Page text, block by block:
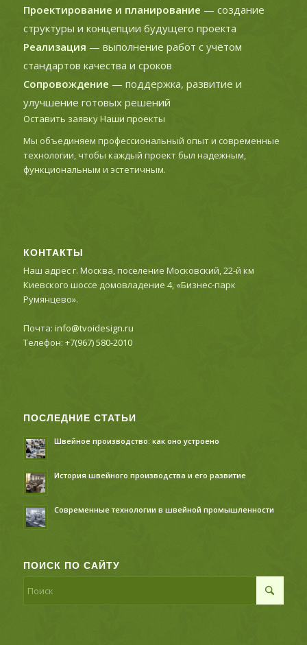
Проектирование и планирование — создание
структуры и концепции будущего проекта
Реализация — выполнение работ с учётом
стандартов качества и сроков
Сопровождение — поддержка, развитие и
улучшение готовых решений
Оставить заявкуНаши проекты
Мы объединяем профессиональный опыт и современные
технологии, чтобы каждый проект был надежным,
функциональным и эстетичным.
КОНТАКТЫ
Наш адрес г. Москва, поселение Московский, 22-й км
Киевского шоссе домовладение 4, «Бизнес-парк
Румянцево».
Почта: info@tvoidesign.ru
Телефон: +7(967) 580-2010
ПОСЛЕДНИЕ СТАТЬИ
Швейное производство: как оно устроено
История швейного производства и его развитие
Современные технологии в швейной промышленности
ПОИСК ПО САЙТУ